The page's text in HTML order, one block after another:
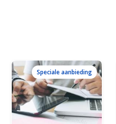
Speciale aanbieding